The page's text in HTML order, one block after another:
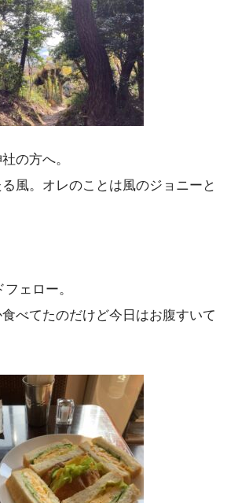
の方へ。
風。オレのことは風のジョニーと
ェロー。
べてたのだけど今日はお腹すいて